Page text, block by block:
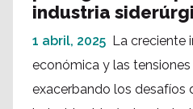
industria
1 abril, 2025 La creciente
económica y las
exacerbando los desafíos